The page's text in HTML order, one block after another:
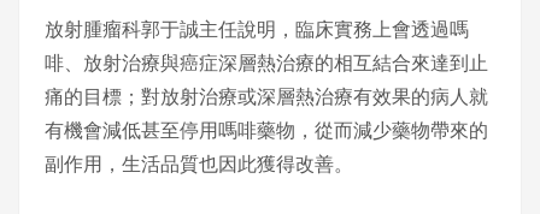
放射腫瘤科郭于誠主任說明，臨床實務上會透過嗎
啡、放射治療與癌症深層熱治療的相互結合來達到止
痛的目標；對放射治療或深層熱治療有效果的病人就
有機會減低甚至停用嗎啡藥物，從而減少藥物帶來的
副作用，生活品質也因此獲得改善。